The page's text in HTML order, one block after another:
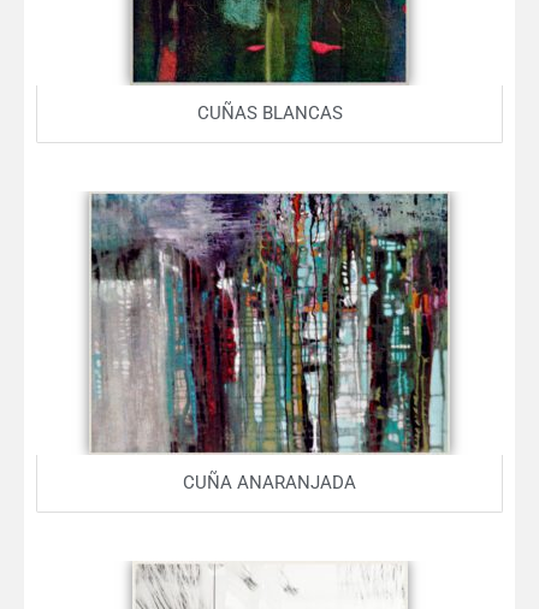
CUÑAS BLANCAS
CUÑA ANARANJADA